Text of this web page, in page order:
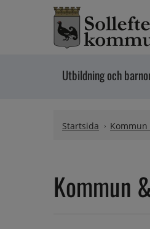
Hoppa till innehåll
Utbildning och
Startsida
Kommun